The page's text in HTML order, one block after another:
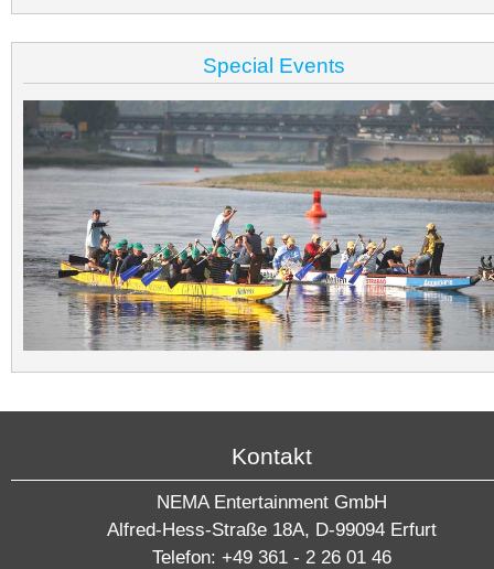
Special Events
Kontakt
NEMA Entertainment GmbH
Alfred-Hess-Straße 18A, D-99094 Erfurt
Telefon: +49 361 - 2 26 01 46